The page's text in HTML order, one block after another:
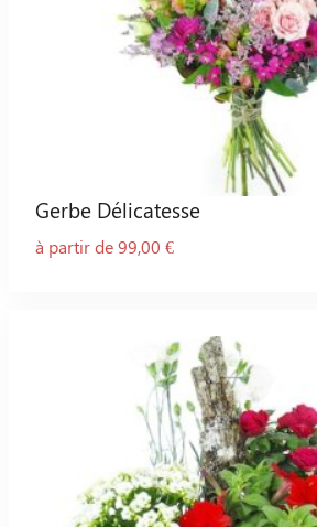
Gerbe Délicatesse
à partir de 99,00 €